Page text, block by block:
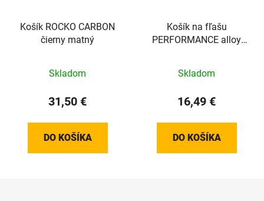
Košík ROCKO CARBON
čierny matný
Skladom
31,50 €
DO KOŠÍKA
Košík na fľašu
PERFORMANCE alloy
Skladom
16,49 €
DO KOŠÍKA